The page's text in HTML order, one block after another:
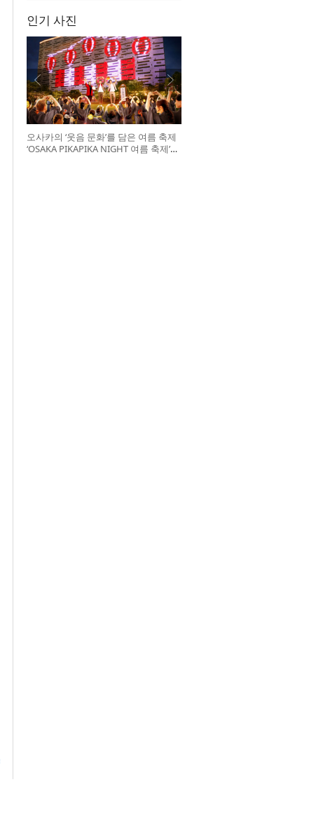
인기 사진
오사카의 ‘웃음 문화’를 담은 여름 축제
‘OSAKA PIKAPIKA NIGHT 여름 축제’